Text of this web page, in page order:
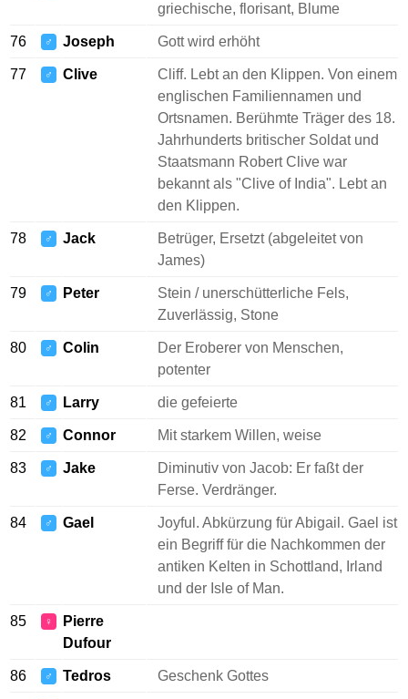
griechische, florisant, Blume
76 ♂ Joseph Gott wird erhöht
77 ♂ Clive
Cliff. Lebt an den Klippen. Von einem
englischen Familiennamen und
Ortsnamen. Berühmte Träger des 18.
Jahrhunderts britischer Soldat und
Staatsmann Robert Clive war
bekannt als "Clive of India". Lebt an
den Klippen.
78 ♂ Jack
Betrüger, Ersetzt (abgeleitet von
James)
79 ♂ Peter
Stein / unerschütterliche Fels,
Zuverlässig, Stone
80 ♂ Colin
Der Eroberer von Menschen,
potenter
81 ♂ Larry die gefeierte
82 ♂ Connor Mit starkem Willen, weise
83 ♂ Jake
Diminutiv von Jacob: Er faßt der
Ferse. Verdränger.
84 ♂ Gael
Joyful. Abkürzung für Abigail. Gael ist
ein Begriff für die Nachkommen der
antiken Kelten in Schottland, Irland
und der Isle of Man.
85 ♀
Pierre
Dufour
86 ♂ Tedros Geschenk Gottes